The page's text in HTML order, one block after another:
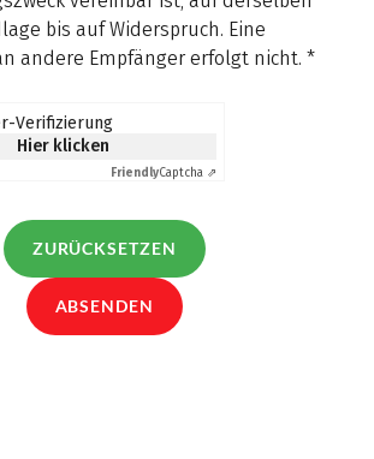
bis auf Widerspruch. Eine
andere Empfänger erfolgt nicht. *
Verifizierung
Hier klicken
FriendlyCaptcha ⇗
ZURÜCKSETZEN
ABSENDEN